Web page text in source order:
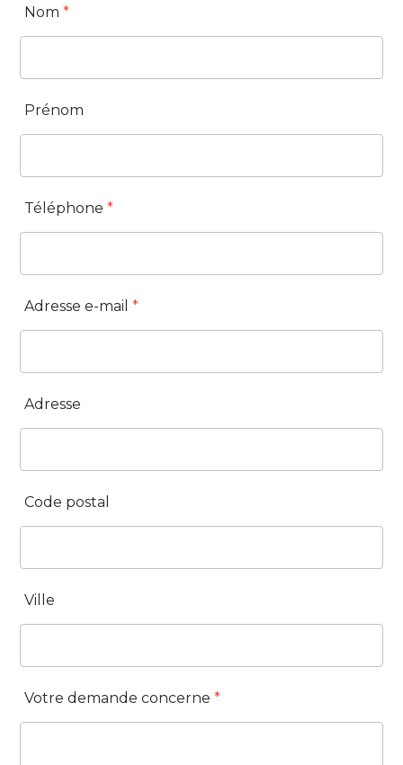
Nom*
Prénom
Téléphone*
Adresse e-mail*
Adresse
Code postal
Ville
Votre demande concerne*